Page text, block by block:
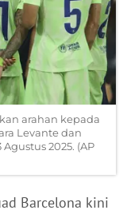
arahan kepada
Levante dan
2025. (AP
Barcelona kini